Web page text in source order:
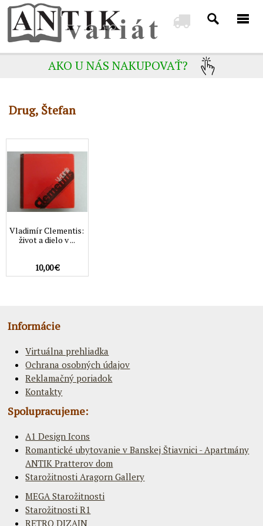
AKO U NÁS NAKUPOVAŤ?
Drug, Štefan
Vladimír Clementis:
život a dielo v ...
10,00 €
Informácie
Virtuálna prehliadka
Ochrana osobných údajov
Reklamačný poriadok
Kontakty
Spolupracujeme:
A1 Design Icons
Romantické ubytovanie v Banskej Štiavnici - Apartmány
ANTIK Pratterov dom
Starožitnosti Aragorn Gallery
MEGA Starožitnosti
Starožitnosti R1
RETRO DIZAJN